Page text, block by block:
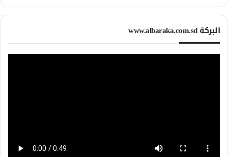
البركة www.albaraka.com.sd